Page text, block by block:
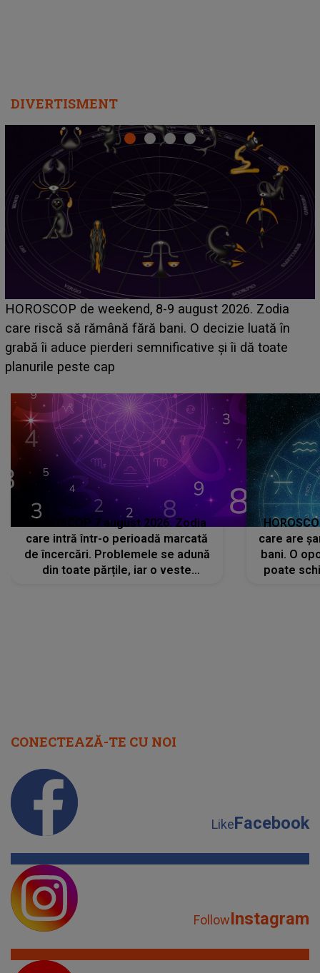
DIVERTISMENT
Emanuel a ținut ACEST DETALIU ASCUNS până
acum! În fața Alexandrei, concurentul din Casa Iubirii
face o MĂRTURISIRE NEAȘTEPTATĂ despre mama
sa: "I-am spus și ei în față, eu nu te iubesc pentru
HOROSCOP 7 august 2026. Zodia
care intră într-o perioadă marcată
de încercări. Problemele se adună
din toate părțile, iar o veste
care are
bani. O
poate
CONECTEAZĂ-TE CU NOI
LikeFacebook
FollowInstagram